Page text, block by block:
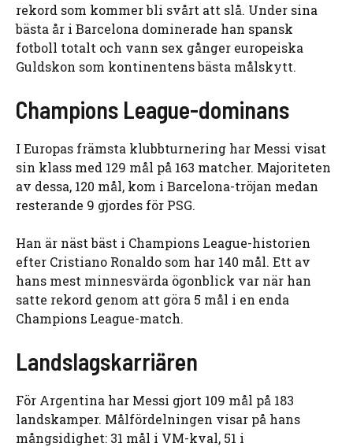
rekord som kommer bli svårt att slå. Under sina
bästa år i Barcelona dominerade han spansk
fotboll totalt och vann sex gånger europeiska
Guldskon som kontinentens bästa målskytt.
Champions League-dominans
I Europas främsta klubbturnering har Messi visat
sin klass med 129 mål på 163 matcher. Majoriteten
av dessa, 120 mål, kom i Barcelona-tröjan medan
resterande 9 gjordes för PSG.
Han är näst bäst i Champions League-historien
efter Cristiano Ronaldo som har 140 mål. Ett av
hans mest minnesvärda ögonblick var när han
satte rekord genom att göra 5 mål i en enda
Champions League-match.
Landslagskarriären
För Argentina har Messi gjort 109 mål på 183
landskamper. Målfördelningen visar på hans
mångsidighet: 31 mål i VM-kval, 51 i